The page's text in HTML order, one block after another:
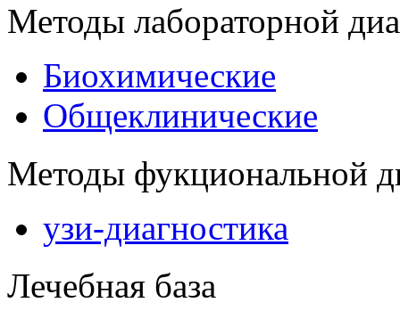
Методы лабораторной
Биохимические
Общеклинические
Методы фукциональной
узи-диагностика
Лечебная база